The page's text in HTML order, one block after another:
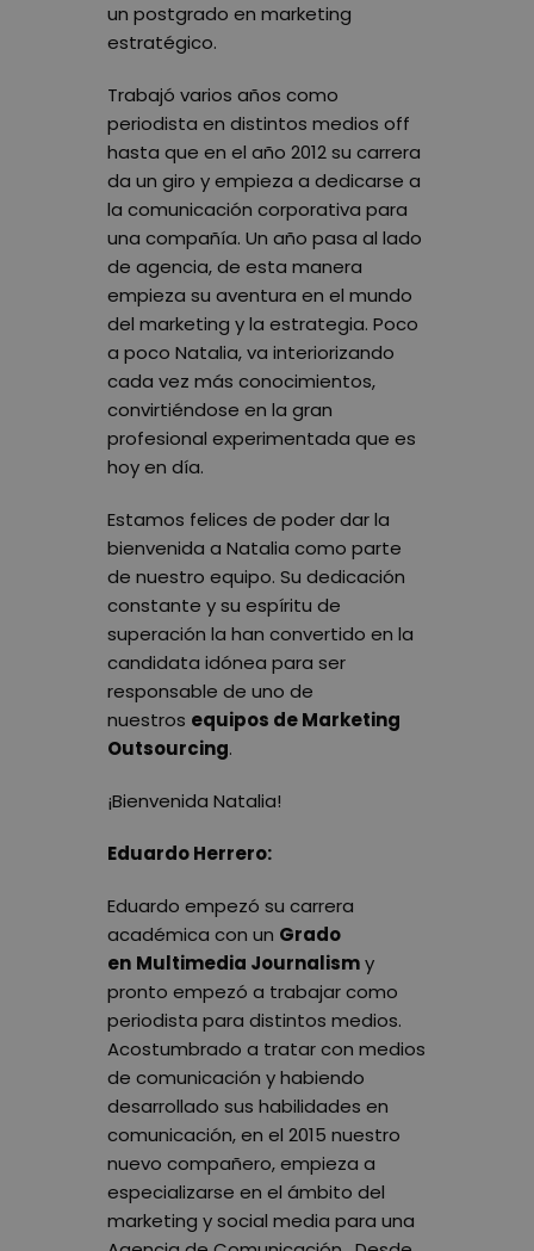
un postgrado en marketing
estratégico.
Trabajó varios años como
periodista en distintos medios off
hasta que en el año 2012 su carrera
da un giro y empieza a dedicarse a
la comunicación corporativa para
una compañía. Un año pasa al lado
de agencia, de esta manera
empieza su aventura en el mundo
del marketing y la estrategia. Poco
a poco Natalia, va interiorizando
cada vez más conocimientos,
convirtiéndose en la gran
profesional experimentada que es
hoy en día.
Estamos felices de poder dar la
bienvenida a Natalia como parte
de nuestro equipo. Su dedicación
constante y su espíritu de
superación la han convertido en la
candidata idónea para ser
responsable de uno de
nuestros equipos de Marketing
Outsourcing.
¡Bienvenida Natalia!
Eduardo Herrero:
Eduardo empezó su carrera
académica con un Grado
en Multimedia Journalismy
pronto empezó a trabajar como
periodista para distintos medios.
Acostumbrado a tratar con medios
de comunicación y habiendo
desarrollado sus habilidades en
comunicación, en el 2015 nuestro
nuevo compañero, empieza a
especializarse en el ámbito del
marketing y social media para una